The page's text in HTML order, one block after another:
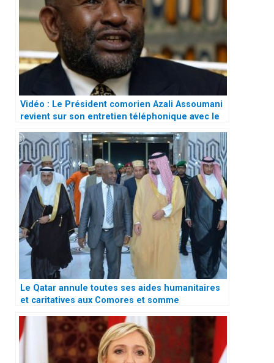
Vidéo : Le Président comorien Azali Assoumani
revient sur son entretien téléphonique avec le
rupture des relations diplomatiques avec le
Qatar
Le Qatar annule toutes ses aides humanitaires
et caritatives aux Comores et somme
le pays sous 48h